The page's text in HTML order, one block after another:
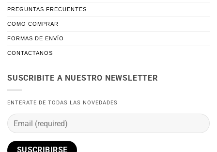
PREGUNTAS FRECUENTES
COMO COMPRAR
FORMAS DE ENVÍO
CONTACTANOS
SUSCRIBITE A NUESTRO NEWSLETTER
ENTERATE DE TODAS LAS NOVEDADES